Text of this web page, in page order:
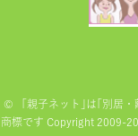
© 「親子ネット｣は｢別居
商標です Copyright 2009-